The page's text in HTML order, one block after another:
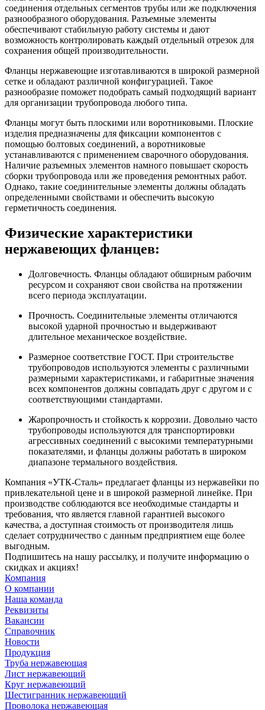
соединения отдельных сегментов трубы или же подключения
разнообразного оборудования. Разъемные элементы
обеспечивают стабильную работу системы и дают
возможность контролировать каждый отдельный отрезок для
сохранения общей производительности.
Фланцы нержавеющие изготавливаются в широкой размерной
сетке и обладают различной конфигурацией. Такое
разнообразие поможет подобрать самый подходящий вариант
для организации трубопровода любого типа.
Фланцы могут быть плоскими или воротниковыми. Плоские
изделия предназначены для фиксации компонентов с
помощью болтовых соединений, а воротниковые
устанавливаются с применением сварочного оборудования.
Наличие разъемных элементов намного повышает скорость
сборки трубопровода или же проведения ремонтных работ.
Однако, такие соединительные элементы должны обладать
определенными свойствами и обеспечить высокую
герметичность соединения.
Физические характеристики
нержавеющих фланцев:
Долговечность. Фланцы обладают обширным рабочим
ресурсом и сохраняют свои свойства на протяжении
всего периода эксплуатации.
Прочность. Соединительные элементы отличаются
высокой ударной прочностью и выдерживают
длительное механическое воздействие.
Размерное соответствие ГОСТ. При строительстве
трубопроводов используются элементы с различными
размерными характеристиками, и габаритные значения
всех компонентов должны совпадать друг с другом и с
соответствующими стандартами.
Жаропрочность и стойкость к коррозии. Довольно часто
трубопроводы используются для транспортировки
агрессивных соединений с высокими температурными
показателями, и фланцы должны работать в широком
диапазоне термального воздействия.
Компания «УТК-Сталь» предлагает фланцы из нержавейки по
привлекательной цене и в широкой размерной линейке. При
производстве соблюдаются все необходимые стандарты и
требования, что является главной гарантией высокого
качества, а доступная стоимость от производителя лишь
сделает сотрудничество с данным предприятием еще более
выгодным.
Подпишитесь на нашу рассылку, и получите информацию о
скидках и акциях!
Компания
О компании
Наша команда
Реквизиты
Вакансии
Справочник
Новости
Продукция
Труба нержавеющая
Лист нержавеющий
Круг нержавеющий
Шестигранник нержавеющий
Проволока нержавеющая